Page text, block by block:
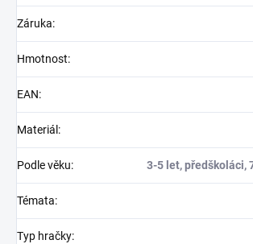
Záruka:
Hmotnost:
EAN:
Materiál :
Podle věku: 3-5 let, předškoláci,
Témata:
Typ hračky: